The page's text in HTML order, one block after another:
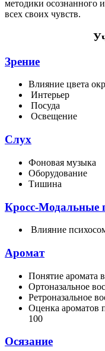
методики осознанного
всех своих чувств.
Зрение
Влияние цвета
Интерьер
Посуда
Освещение
Слух
Фоновая музыка
Оборудование
Тишина
Кросс-Модальные
Влияние
Аромат
Понятие аромата
Ортоназальное
Ретроназальное
Оценка ароматов
100
Осязание